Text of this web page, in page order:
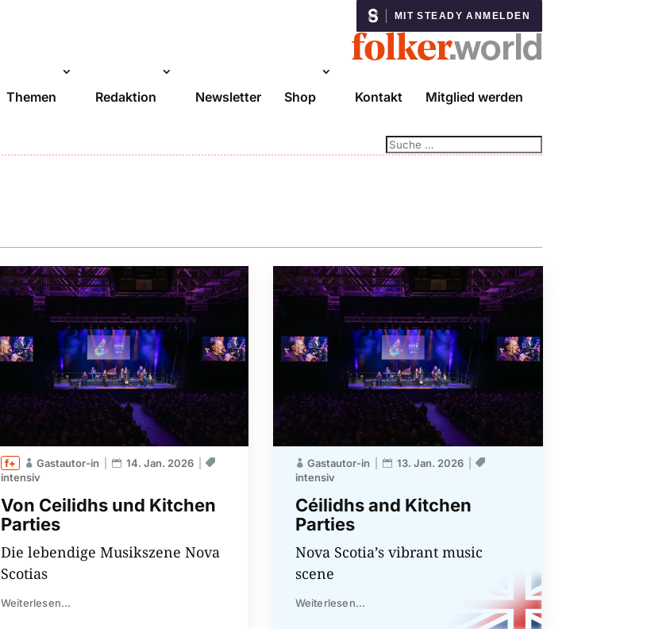
MIT STEADY ANMELDEN
Themen Redaktion Newsletter Shop Kontakt Mitglied werden
Von Ceilidhs und Kitchen
Parties
Gastautor-in
14. Jan. 2026
intensiv
Die lebendige Musikszene Nova
Scotias
Weiterlesen...
Céilidhs and Kitchen
Parties
Gastautor-in
13. Jan. 2026
intensiv
Nova Scotia’s vibrant music
scene
Weiterlesen...